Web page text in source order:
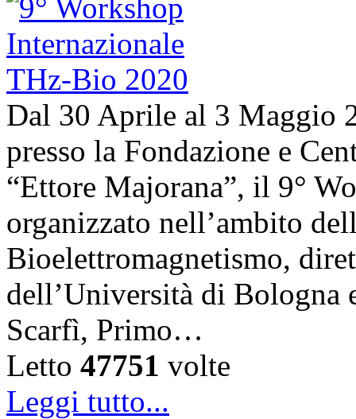
Dal 30 Aprile al 3 Maggio
presso la Fondazione e
“Ettore Majorana”, il 9°
organizzato nell’ambito
Bioelettromagnetismo,
dell’Università di Bologna
Scarfì, Primo…
Letto 47751 volte
Leggi tutto...